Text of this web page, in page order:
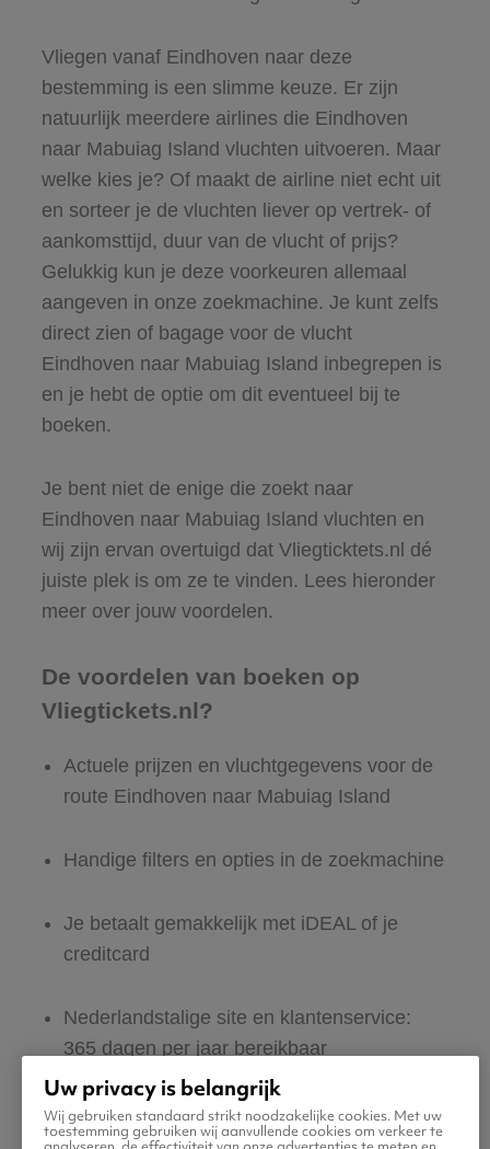
Vliegen vanaf Eindhoven naar deze
bestemming is een slimme keuze. Er zijn
natuurlijk meerdere airlines die Eindhoven
naar Mabuiag Island vluchten uitvoeren. Maar
welke kies je? Of maakt de airline niet echt uit
en sorteer je de vluchten liever op vertrek- of
aankomsttijd, duur van de vlucht of prijs?
Gelukkig kun je deze voorkeuren allemaal
aangeven in onze zoekmachine. Je kunt zelfs
direct zien of bagage voor de vlucht
Eindhoven naar Mabuiag Island inbegrepen is
en je hebt de optie om dit eventueel bij te
boeken.
Je bent niet de enige die zoekt naar
Eindhoven naar Mabuiag Island vluchten en
wij zijn ervan overtuigd dat Vliegticktets.nl dé
juiste plek is om ze te vinden. Lees hieronder
meer over jouw voordelen.
De voordelen van boeken op
Vliegtickets.nl?
Actuele prijzen en vluchtgegevens voor de
route Eindhoven naar Mabuiag Island
Handige filters en opties in de zoekmachine
Je betaalt gemakkelijk met iDEAL of je
creditcard
Nederlandstalige site en klantenservice:
365 dagen per jaar bereikbaar
Zeker van veilig boeken en betalen
Uw privacy is belangrijk
Wij gebruiken standaard strikt noodzakelijke cookies. Met uw
toestemming gebruiken wij aanvullende cookies om verkeer te